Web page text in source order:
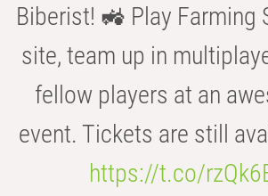
Biberist! 🚜 Play Farming
site, team up in
fellow players at an
event. Tickets are still
https://t.co/